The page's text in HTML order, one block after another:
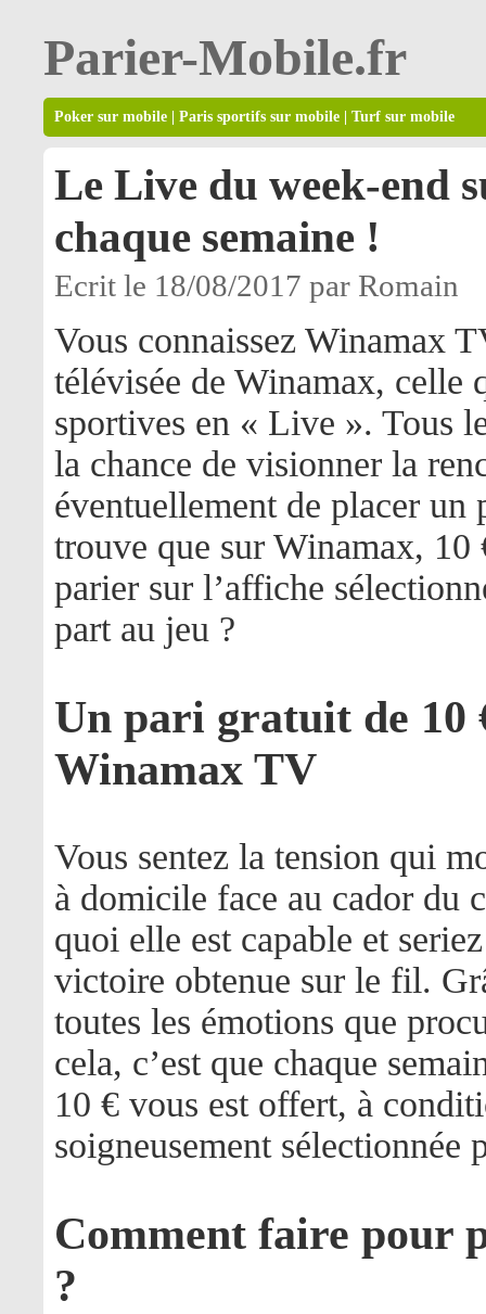
Parier-Mobile.fr
Poker sur mobile Paris sportifs sur mobile Turf sur mobile
Le Live du week-end
chaque semaine !
Ecrit le 18/08/2017 par Romain
Vous connaissez Winamax
télévisée de Winamax, celle
sportives en « Live ». Tous
la chance de visionner la
éventuellement de placer
trouve que sur Winamax, 10
parier sur l’affiche
part au jeu ?
Un pari gratuit de
Winamax TV
Vous sentez la tension qui
à domicile face au cador du
quoi elle est capable et
victoire obtenue sur le fil.
toutes les émotions que
cela, c’est que chaque
10 € vous est offert, à
soigneusement sélectionnée
Comment faire pour
?